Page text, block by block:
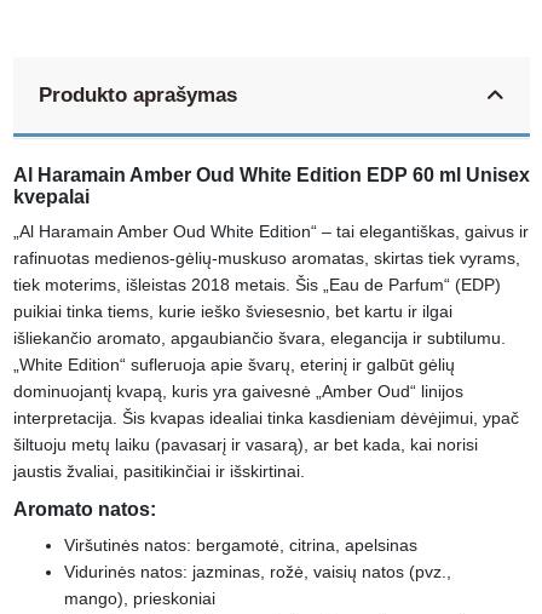
Produkto aprašymas
Al Haramain Amber Oud White Edition EDP 60 ml Unisex
kvepalai
„Al Haramain Amber Oud White Edition“ – tai elegantiškas, gaivus ir
rafinuotas medienos-gėlių-muskuso aromatas, skirtas tiek vyrams,
tiek moterims, išleistas 2018 metais. Šis „Eau de Parfum“ (EDP)
puikiai tinka tiems, kurie ieško šviesesnio, bet kartu ir ilgai
išliekančio aromato, apgaubiančio švara, elegancija ir subtilumu.
„White Edition“ sufleruoja apie švarų, eterinį ir galbūt gėlių
dominuojantį kvapą, kuris yra gaivesnė „Amber Oud“ linijos
interpretacija. Šis kvapas idealiai tinka kasdieniam dėvėjimui, ypač
šiltuoju metų laiku (pavasarį ir vasarą), ar bet kada, kai norisi
jaustis žvaliai, pasitikinčiai ir išskirtinai.
Aromato natos:
Viršutinės natos: bergamotė, citrina, apelsinas
Vidurinės natos: jazminas, rožė, vaisių natos (pvz.,
mango), prieskoniai